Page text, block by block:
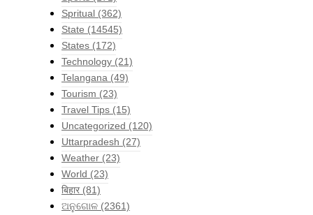
Spritual (362)
State (14545)
States (172)
Technology (21)
Telangana (49)
Tourism (23)
Travel Tips (15)
Uncategorized (120)
Uttarpradesh (27)
Weather (23)
World (23)
बिहार (81)
ଅନୁଗୋଳ (2361)